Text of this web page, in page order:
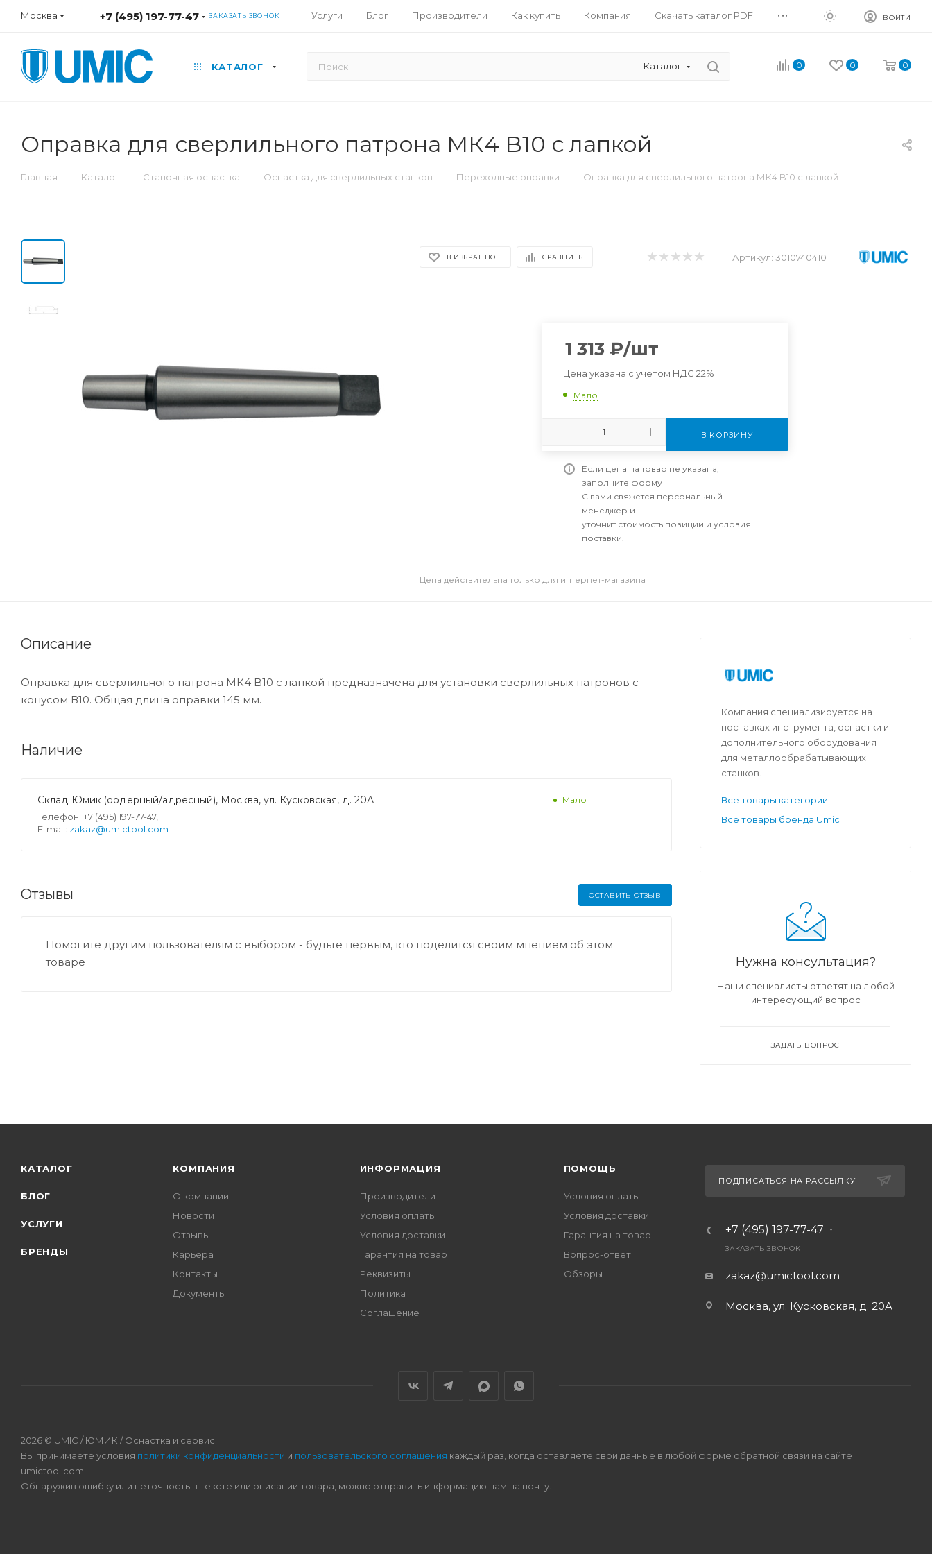
Москва +7 (495) 197-77-47 ЗАКАЗАТЬ ЗВОНОК Услуги Блог Производители Как купить Компания Скачать каталог PDF ... ВОЙТИ
КАТАЛОГ Каталог 0 0 0
Оправка для сверлильного патрона МК4 B10 с лапкой
Главная — Каталог — Станочная оснастка — Оснастка для сверлильных станков — Переходные оправки — Оправка для сверлильного патрона МК4 B10 с лапкой
В ИЗБРАННОЕ СРАВНИТЬ Артикул: 3010740410
1 313 ₽/шт
Цена указана с учетом НДС 22%
Мало
В КОРЗИНУ
Если цена на товар не указана,
заполните форму
С вами свяжется персональный
менеджер и
уточнит стоимость позиции и условия
поставки.
Цена действительна только для интернет-магазина
Описание
Оправка для сверлильного патрона МК4 B10 с лапкой предназначена для установки сверлильных патронов с
конусом В10. Общая длина оправки 145 мм.
Наличие
Склад Юмик (ордерный/адресный), Москва, ул. Кусковская, д. 20А
Телефон: +7 (495) 197-77-47,
E-mail: zakaz@umictool.com
Мало
Отзывы ОСТАВИТЬ ОТЗЫВ
Помогите другим пользователям с выбором - будьте первым, кто поделится своим мнением об этом
товаре
Компания специализируется на
поставках инструмента, оснастки и
дополнительного оборудования
для металлообрабатывающих
станков.
Все товары категории
Все товары бренда Umic
Нужна консультация?
Наши специалисты ответят на любой
интересующий вопрос
ЗАДАТЬ ВОПРОС
КАТАЛОГ
БЛОГ
УСЛУГИ
БРЕНДЫ
КОМПАНИЯ
О компании
Новости
Отзывы
Карьера
Контакты
Документы
ИНФОРМАЦИЯ
Производители
Условия оплаты
Условия доставки
Гарантия на товар
Реквизиты
Политика
Соглашение
ПОМОЩЬ
Условия оплаты
Условия доставки
Гарантия на товар
Вопрос-ответ
Обзоры
ПОДПИСАТЬСЯ НА РАССЫЛКУ
+7 (495) 197-77-47
ЗАКАЗАТЬ ЗВОНОК
zakaz@umictool.com
Москва, ул. Кусковская, д. 20А
2026 © UMIC / ЮМИК / Оснастка и сервис
Вы принимаете условия политики конфиденциальности и пользовательского соглашения каждый раз, когда оставляете свои данные в любой форме обратной связи на сайте
umictool.com.
Обнаружив ошибку или неточность в тексте или описании товара, можно отправить информацию нам на почту.